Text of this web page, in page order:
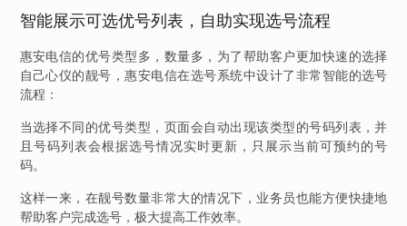
智能展示可选优号列表，自助实现选号流程
惠安电信的优号类型多，数量多，为了帮助客户更加快速的选择
自己心仪的靓号，惠安电信在选号系统中设计了非常智能的选号
流程：
当选择不同的优号类型，页面会自动出现该类型的号码列表，并
且号码列表会根据选号情况实时更新，只展示当前可预约的号
码。
这样一来，在靓号数量非常大的情况下，业务员也能方便快捷地
帮助客户完成选号，极大提高工作效率。